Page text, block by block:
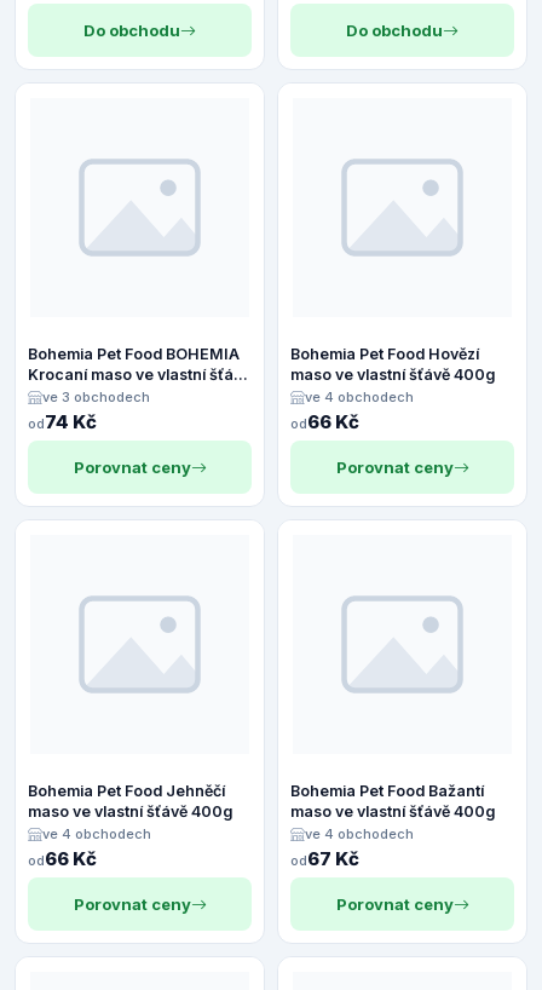
Do obchodu Do obchodu
Bohemia Pet Food BOHEMIA
Krocaní maso ve vlastní šťávě
400 g
ve 3 obchodech
od74 Kč
Porovnat ceny
Bohemia Pet Food Hovězí
maso ve vlastní šťávě 400g
ve 4 obchodech
od66 Kč
Porovnat ceny
Bohemia Pet Food Jehněčí
maso ve vlastní šťávě 400g
ve 4 obchodech
od66 Kč
Porovnat ceny
Bohemia Pet Food Bažantí
maso ve vlastní šťávě 400g
ve 4 obchodech
od67 Kč
Porovnat ceny